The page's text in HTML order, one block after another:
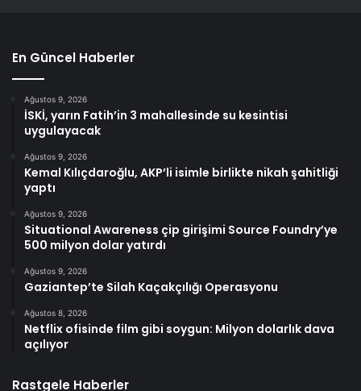
En Güncel Haberler
Ağustos 9, 2026
İSKİ, yarın Fatih’in 3 mahallesinde su kesintisi
uygulayacak
Ağustos 9, 2026
Kemal Kılıçdaroğlu, AKP’li isimle birlikte nikah şahitliği
yaptı
Ağustos 9, 2026
Situational Awareness çip girişimi Source Foundry’ye
500 milyon dolar yatırdı
Ağustos 9, 2026
Gaziantep’te Silah Kaçakçılığı Operasyonu
Ağustos 8, 2026
Netflix ofisinde film gibi soygun: Milyon dolarlık dava
açılıyor
Rastgele Haberler